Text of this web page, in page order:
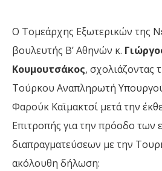
Ο Τομεάρχης Εξωτερικών της
βουλευτής Β’ Αθηνών κ.
Κουμουτσάκος, σχολιάζοντας
Τούρκου Αναπληρωτή
Φαρούκ Καϊμακτσί μετά την
Επιτροπής για την πρόοδο των
διαπραγματεύσεων με την
ακόλουθη δήλωση: